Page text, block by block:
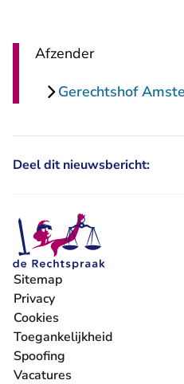
Afzender
Gerechtshof
Deel dit nieuwsbericht:
Sitemap
Privacy
Cookies
Toegankelijkheid
Spoofing
Vacatures